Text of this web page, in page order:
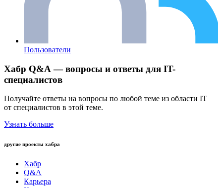
Пользователи
Хабр Q&A — вопросы и ответы для IT-
специалистов
Получайте ответы на вопросы по любой теме из области IT
от специалистов в этой теме.
Узнать больше
другие проекты хабра
Хабр
Q&A
Карьера